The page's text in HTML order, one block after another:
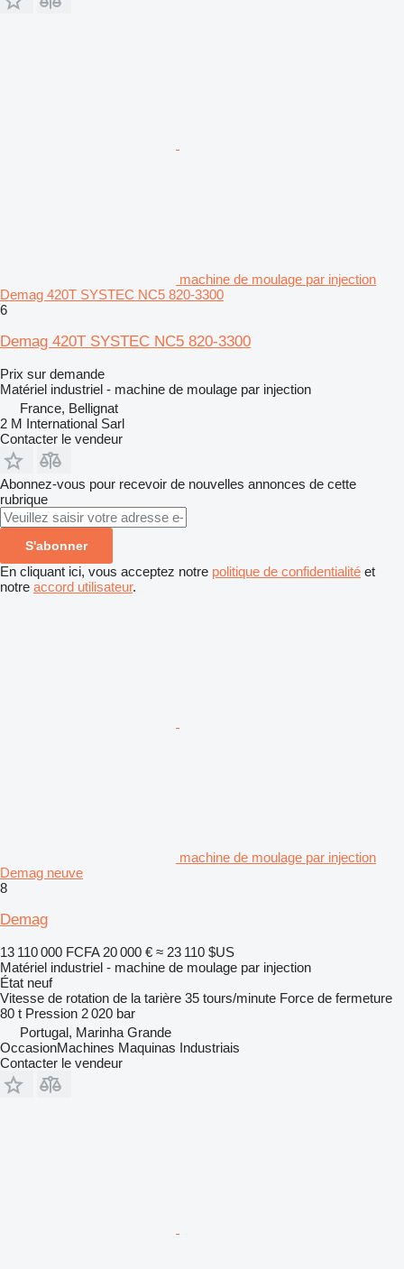
machine de moulage par injection
Demag 420T SYSTEC NC5 820-3300
6
Demag 420T SYSTEC NC5 820-3300
Prix sur demande
Matériel industriel - machine de moulage par injection
France, Bellignat
2 M International Sarl
Contacter le vendeur
Abonnez-vous pour recevoir de nouvelles annonces de cette
rubrique
S'abonner
En cliquant ici, vous acceptez notre politique de confidentialité et
notre accord utilisateur.
machine de moulage par injection
Demag neuve
8
Demag
13 110 000 FCFA 20 000 € ≈ 23 110 $US
Matériel industriel - machine de moulage par injection
État neuf
Vitesse de rotation de la tarière 35 tours/minute Force de fermeture
80 t Pression 2 020 bar
Portugal, Marinha Grande
OccasionMachines Maquinas Industriais
Contacter le vendeur